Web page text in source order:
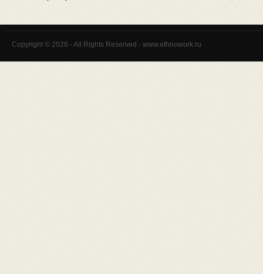
Copyright © 2026 - All Rights Reserved - www.ethnowork.ru